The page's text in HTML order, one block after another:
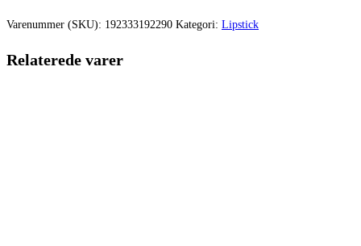
var:
er:
Varenummer (SKU): 192333192290 Kategori: Lipstick
Relaterede varer